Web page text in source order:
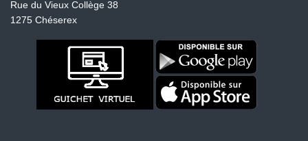
Rue du Vieux Collège 38
1275 Chéserex